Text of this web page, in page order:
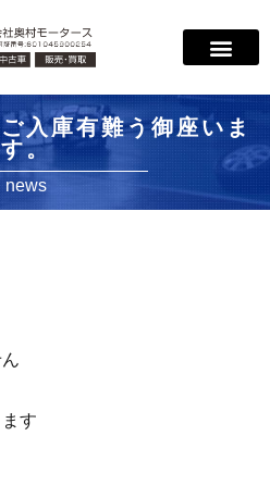
入庫有難う御座いま
す。
news
す